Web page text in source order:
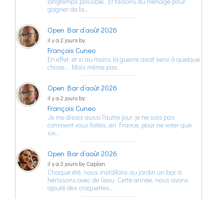
gagner de la…
Open Bar d’août 2026
il y a 2 jours by
François Cuneo
En effet, et si au moins la guerre avait servi à quelque
chose… Mais même pas.
Open Bar d’août 2026
il y a 2 jours by
François Cuneo
Je me disais aussi l'autre jour, je ne sais pas
comment vous faites, en France, pour ne voter que
six…
Open Bar d’août 2026
il y a 2 jours by Caplan
Chaque été, nous installons au jardin un bar à
hérissons avec de l’eau. Cette année, nous avons
ajouté des croquettes…